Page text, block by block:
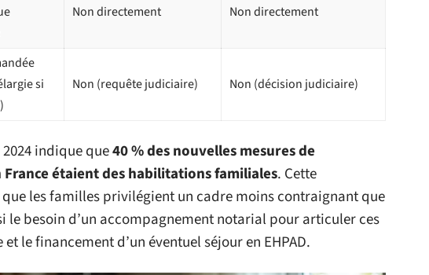
Non directement Non directement
si
Non (requête judiciaire) Non (décision judiciaire)
indique que40 % des nouvelles mesures de
étaient des habilitations familiales. Cette
les familles privilégient un cadre moins contraignant que
le besoin d’un accompagnement notarial pour articuler ces
le financement d’un éventuel séjour en EHPAD.